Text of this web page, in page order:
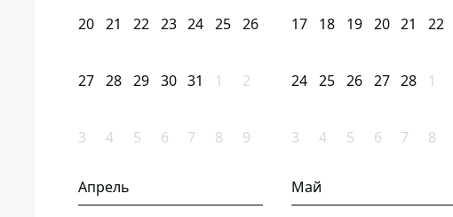
20 21 22 23 24 25 26
27 28 29 30 31 1 2
3 4 5 6 7 8 9
17 18 19 20 21 22
24 25 26 27 28 1
3 4 5 6 7 8
Апрель Май